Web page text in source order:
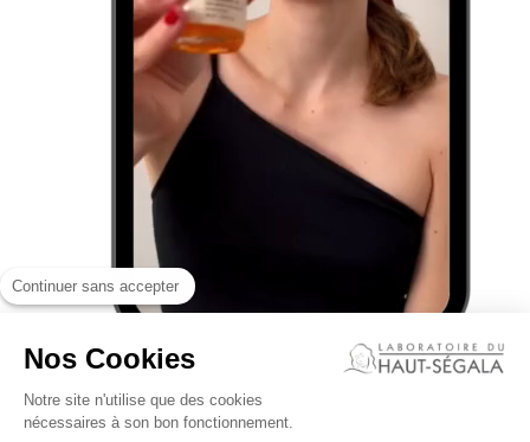
Continuer sans accepter
Nos Cookies
Notre site n'utilise que des cookies
nécessaires à son bon fonctionnement.